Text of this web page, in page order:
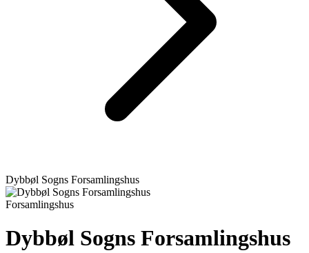
Dybbøl Sogns Forsamlingshus
Forsamlingshus
Dybbøl Sogns Forsamlingshus